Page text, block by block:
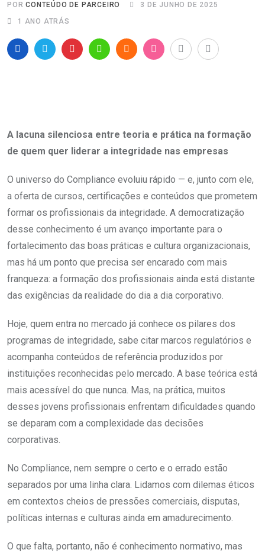
PORCONTEÚDO DE PARCEIRO
3 DE JUNHO DE 2025
1 ANO ATRÁS
A lacuna silenciosa entre teoria e prática na formação
de quem quer liderar a integridade nas empresas
O universo do Compliance evoluiu rápido — e, junto com ele,
a oferta de cursos, certificações e conteúdos que prometem
formar os profissionais da integridade. A democratização
desse conhecimento é um avanço importante para o
fortalecimento das boas práticas e cultura organizacionais,
mas há um ponto que precisa ser encarado com mais
franqueza: a formação dos profissionais ainda está distante
das exigências da realidade do dia a dia corporativo.
Hoje, quem entra no mercado já conhece os pilares dos
programas de integridade, sabe citar marcos regulatórios e
acompanha conteúdos de referência produzidos por
instituições reconhecidas pelo mercado. A base teórica está
mais acessível do que nunca. Mas, na prática, muitos
desses jovens profissionais enfrentam dificuldades quando
se deparam com a complexidade das decisões
corporativas.
No Compliance, nem sempre o certo e o errado estão
separados por uma linha clara. Lidamos com dilemas éticos
em contextos cheios de pressões comerciais, disputas,
políticas internas e culturas ainda em amadurecimento.
O que falta, portanto, não é conhecimento normativo, mas